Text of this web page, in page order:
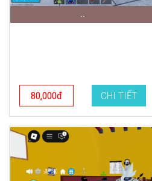
..
80,000đ CHI TIẾT